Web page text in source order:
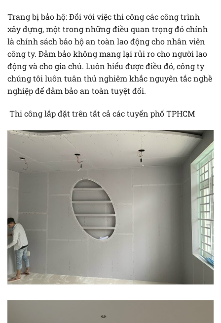
Trang bị bảo hộ: Đối với việc thi công các công trình
xây dựng, một trong những điều quan trọng đó chính
là chính sách bảo hộ an toàn lao động cho nhân viên
công ty. Đảm bảo không mang lại rủi ro cho người lao
động và cho gia chủ. Luôn hiểu được điều đó, công ty
chúng tôi luôn tuân thủ nghiêm khắc nguyên tắc nghề
nghiệp để đảm bảo an toàn tuyệt đối.
Thi công lắp đặt trên tất cả các tuyến phố TPHCM